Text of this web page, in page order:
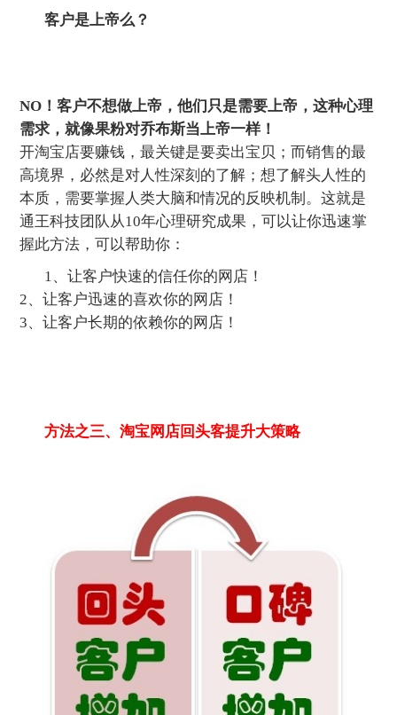
客户是上帝么？
NO！客户不想做上帝，他们只是需要上帝，这种心理
需求，就像果粉对乔布斯当上帝一样！
开淘宝店要赚钱，最关键是要卖出宝贝；而销售的最
高境界，必然是对人性深刻的了解；想了解头人性的
本质，需要掌握人类大脑和情况的反映机制。这就是
通王科技团队从10年心理研究成果，可以让你迅速掌
握此方法，可以帮助你：
1、让客户快速的信任你的网店！
2、让客户迅速的喜欢你的网店！
3、让客户长期的依赖你的网店！
方法之三、淘宝网店回头客提升大策略